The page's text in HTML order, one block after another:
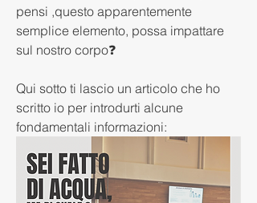
pensi ,questo apparentemente
semplice elemento, possa impattare
sul nostro corpo❓
Qui sotto ti lascio un articolo che ho
scritto io per introdurti alcune
fondamentali informazioni: